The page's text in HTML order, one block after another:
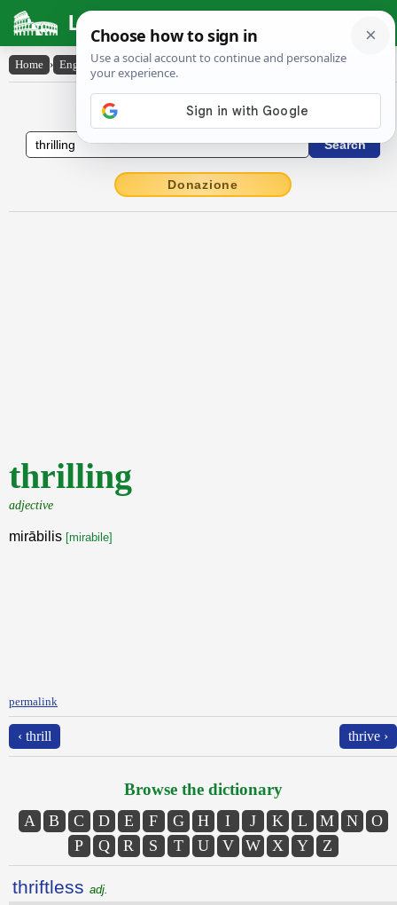
Latin Dictionary
Home › English-Latin › thrilling
English to Latin Dictionary
Donazione
thrilling
adjective
mirābilis [mirabile]
permalink
‹ thrill thrive ›
Browse the dictionary
A B C D E F G H I J K L M N
O
P
Q R S T U V W X Y Z
thriftless adj.